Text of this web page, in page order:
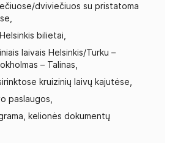
dviviečiuos su pristatoma
bilietai,
laivais Helsinkis/Turku –
– Talinas,
kruizinių laivų kajutėse,
paslaugos,
kelionės dokumentų